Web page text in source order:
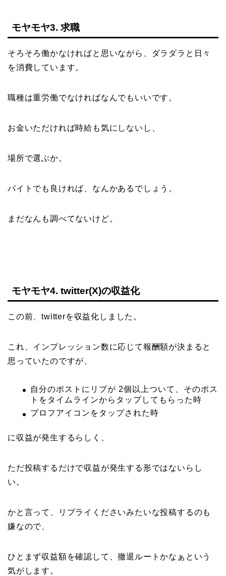
モヤモヤ3. 求職
そろそろ働かなければと思いながら、ダラダラと日々
を消費しています。
職種は重労働でなければなんでもいいです。
お金いただければ時給も気にしないし、
場所で選ぶか。
バイトでも良ければ、なんかあるでしょう。
まだなんも調べてないけど。
モヤモヤ4. twitter(X)の収益化
この前、twitterを収益化しました。
これ、インプレッション数に応じて報酬額が決まると
思っていたのですが、
自分のポストにリプが 2個以上ついて、そのポス
トをタイムラインからタップしてもらった時
プロフアイコンをタップされた時
に収益が発生するらしく、
ただ投稿するだけで収益が発生する形ではないらし
い。
かと言って、リプライくださいみたいな投稿するのも
嫌なので、
ひとまず収益額を確認して、撤退ルートかなぁという
気がします。